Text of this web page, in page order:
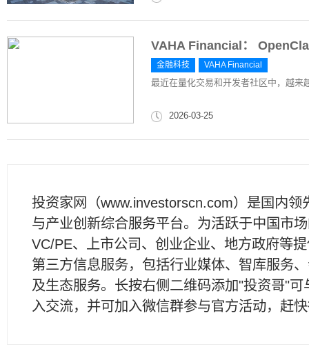
VAHA Financial：
金融科技 VAHA Financial
最近在量化交易和开发者社区中，越来
2026-03-25
投资家网（www.investorscn.com）是国内领
与产业创新综合服务平台。为活跃于中国市
VC/PE、上市公司、创业企业、地方政府等
第三方信息服务，包括行业媒体、智库服务
及生态服务。长按右侧二维码添加"投资哥"可
入交流，并可加入微信群参与官方活动，赶